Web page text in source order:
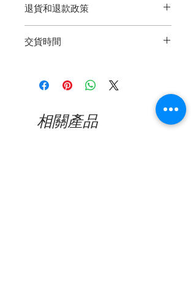
箱。
退貨和退款政策
質量。如果您在交貨後365天內遇到
看到缺陷的照片後，將對所有已確認
的缺陷產品進行維修或更換。我們的
保修範圍不包括因日常使用造成的損
壞或突然用力或撞擊造成的損壞，包
交貨時間
則需要更長的時間）
相關產品